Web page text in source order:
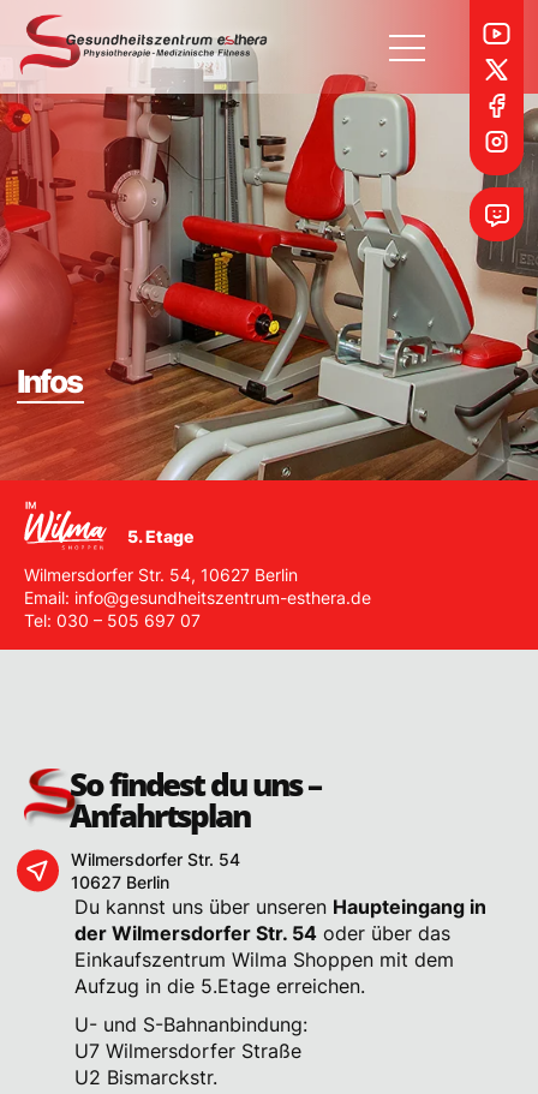
Infos
5. Etage
Wilmersdorfer Str. 54, 10627 Berlin
Email: info@gesundheitszentrum-esthera.de
Tel: 030 – 505 697 07
So findest du uns –
Anfahrtsplan
Wilmersdorfer Str. 54
10627 Berlin
Du kannst uns über unseren Haupteingang in
der Wilmersdorfer Str. 54 oder über das
Einkaufszentrum Wilma Shoppen mit dem
Aufzug in die 5.Etage erreichen.
U- und S-Bahnanbindung:
U7 Wilmersdorfer Straße
U2 Bismarckstr.
Möchtest du Vollzeit oder Teilzeit bei uns anfangen?
Vollzeit
Teilzeit
Frühestmöglicher Eintrittstermin
Was ist für dich im Job besonders wichtig?
Kontaktdaten
Anti-Spam:
Lebenslauf anhängen als PDF
Mit dem Klick erteile ich meine Einwilligung zur